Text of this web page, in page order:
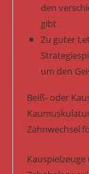
den
gibt
Zu guter
um den
Beiß- oder
Zahnwechsel